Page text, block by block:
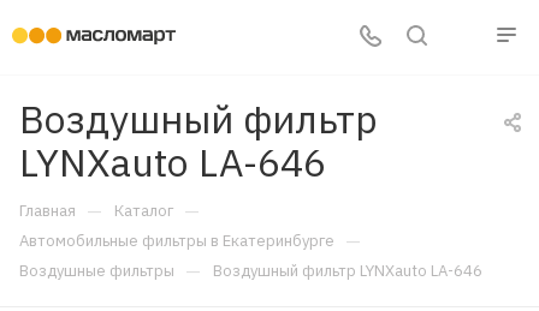
Воздушный фильтр
LYNXauto LA-646
Главная — Каталог —
Автомобильные фильтры в Екатеринбурге —
Воздушные фильтры — Воздушный фильтр LYNXauto LA-646